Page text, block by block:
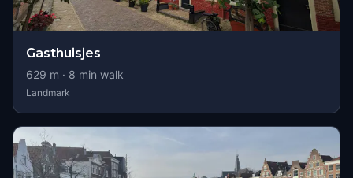
Gasthuisjes
629 m · 8 min walk
Landmark